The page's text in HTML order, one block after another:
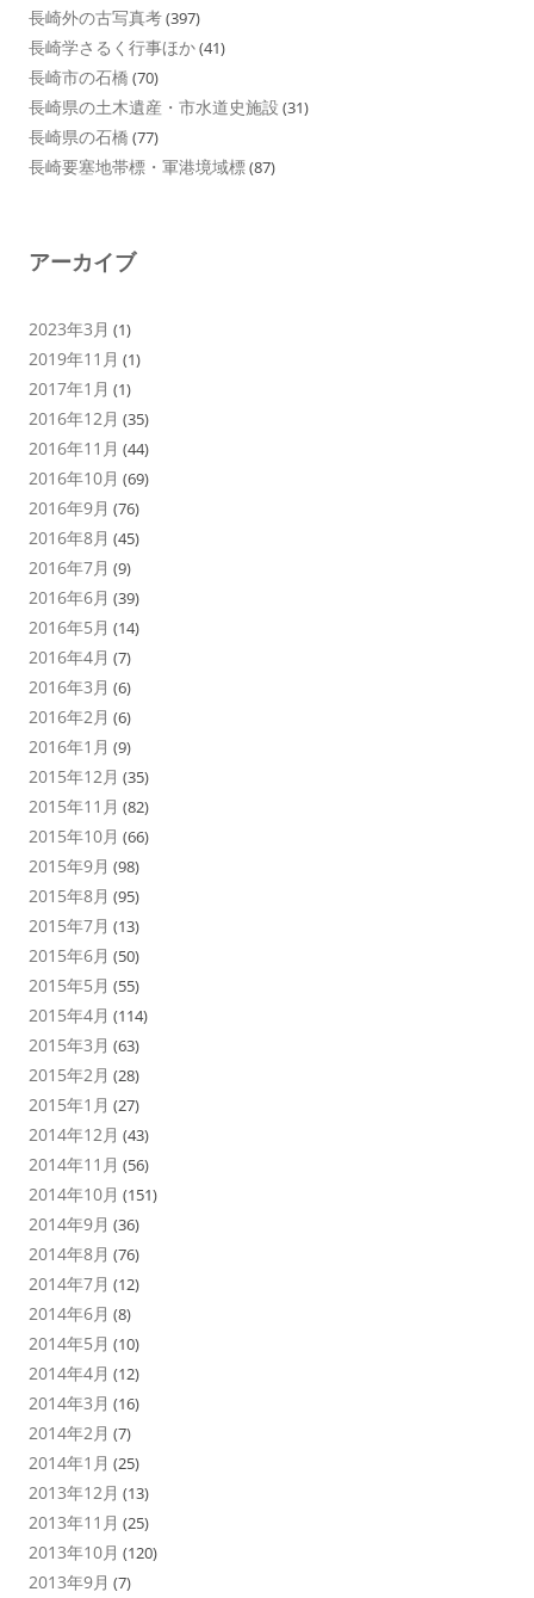
長崎外の古写真考(397)
長崎学さるく行事ほか(41)
長崎市の石橋 (70)
長崎県の土木遺産・市水道史施設 (31)
長崎県の石橋 (77)
長崎要塞地帯標・軍港境域標(87)
アーカイブ
2023年3月 (1)
2019年11月 (1)
2017年1月 (1)
2016年12月 (35)
2016年11月 (44)
2016年10月 (69)
2016年9月 (76)
2016年8月 (45)
2016年7月 (9)
2016年6月 (39)
2016年5月 (14)
2016年4月 (7)
2016年3月 (6)
2016年2月 (6)
2016年1月 (9)
2015年12月 (35)
2015年11月 (82)
2015年10月 (66)
2015年9月 (98)
2015年8月 (95)
2015年7月 (13)
2015年6月 (50)
2015年5月 (55)
2015年4月 (114)
2015年3月 (63)
2015年2月 (28)
2015年1月 (27)
2014年12月 (43)
2014年11月 (56)
2014年10月 (151)
2014年9月 (36)
2014年8月 (76)
2014年7月 (12)
2014年6月 (8)
2014年5月 (10)
2014年4月 (12)
2014年3月 (16)
2014年2月 (7)
2014年1月 (25)
2013年12月 (13)
2013年11月 (25)
2013年10月 (120)
2013年9月 (7)